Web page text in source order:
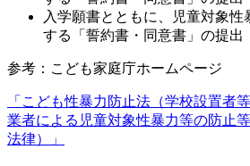
入学願書とともに、児童対象性
する「誓約書・同意書」の提出
参考：こども家庭庁ホームページ
「こども性暴力防止法（学校設置者
業者による児童対象性暴力等の防止
法律）」